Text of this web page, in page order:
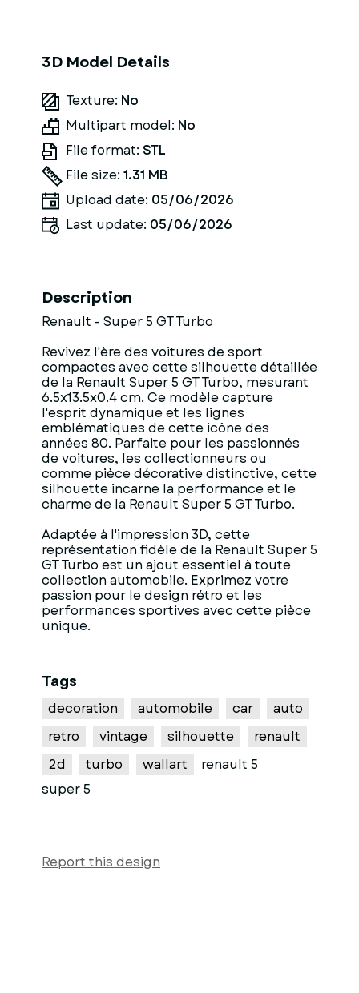
3D Model Details
Texture: No
Multipart model: No
File format: STL
File size: 1.31 MB
Upload date: 05/06/2026
Last update: 05/06/2026
Description
Renault - Super 5 GT Turbo
Revivez l'ère des voitures de sport
compactes avec cette silhouette détaillée
de la Renault Super 5 GT Turbo, mesurant
6.5x13.5x0.4 cm. Ce modèle capture
l'esprit dynamique et les lignes
emblématiques de cette icône des
années 80. Parfaite pour les passionnés
de voitures, les collectionneurs ou
comme pièce décorative distinctive, cette
silhouette incarne la performance et le
charme de la Renault Super 5 GT Turbo.
Adaptée à l'impression 3D, cette
représentation fidèle de la Renault Super 5
GT Turbo est un ajout essentiel à toute
collection automobile. Exprimez votre
passion pour le design rétro et les
performances sportives avec cette pièce
unique.
Tags
decoration automobile car
auto
retro
vintage silhouette
renault
2d
turbo wallart
renault 5
super 5
Report this design